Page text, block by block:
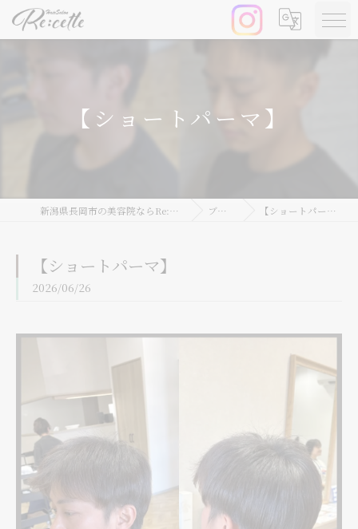
【ショートパーマ】
新潟県長岡市の美容院ならRe:cette ブログ 【ショートパーマ】
【ショートパーマ】
2026/06/26